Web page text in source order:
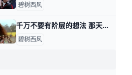
碧树西风
千万不要有阶层的想法 那天我写，这年头该怎么赚钱时，有读者留言问我说，可不可以认为那四种不同方式下，阶层有所抬升？ 首先，我纠正你一个想法，当然这个想法很普遍，就是
碧树西风